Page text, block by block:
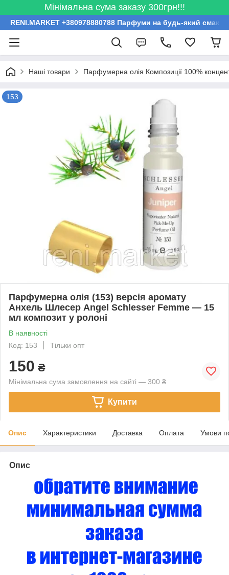
Мінімальна сума заказу 300грн!!!
RENI.MARKET +380978880788 Парфуми на будь-який смак
Наші товари Парфумерна олія Композиції 100%
153
Парфумерна олія (153) версія аромату
Анхель Шлесер Angel Schlesser Femme — 15
мл композит у ролоні
В наявності
Код: 153
Тільки опт
150 ₴
Мінімальна сума замовлення на сайті — 300 ₴
Купити
Опис Характеристики Доставка Оплата Умови
Опис